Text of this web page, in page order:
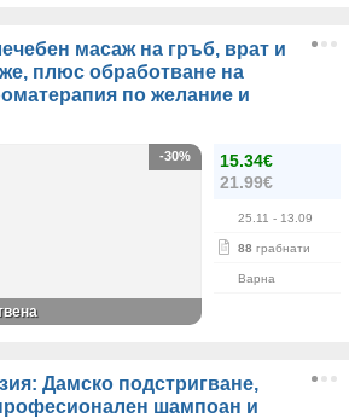
масаж на гръб, врат и
плюс обработване на
по желание и
15.34€
21.99€
25.11 - 13.09
88 грабнати
Варна
-30%
Дамско подстригване,
шампоан и